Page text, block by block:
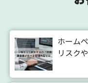
ホーム
リスク